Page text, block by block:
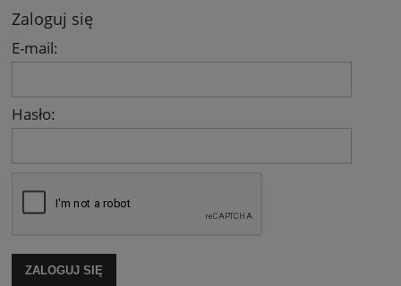
Zaloguj się
E-mail:
Hasło:
ZALOGUJ SIĘ